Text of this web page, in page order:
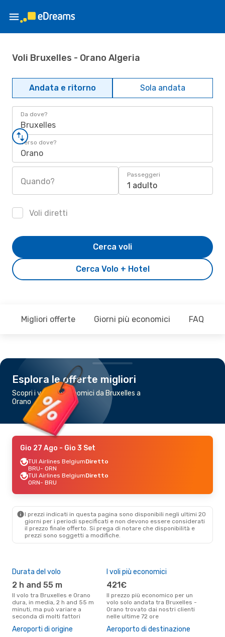
Voli Bruxelles - Orano Algeria
Andata e ritorno Sola andata
Da dove?
Bruxelles
Verso dove?
Orano
Quando?
Passeggeri
1 adulto
Voli diretti
Cerca Volo + Hotel
Cerca voli
Migliori offerte Giorni più economici FAQ
Esplora le offerte migliori
Scopri i voli più economici da Bruxelles a
Orano
Gio 27 Ago - Gio 3 Set
TUI Airlines BelgiumDiretto
BRU- ORN
TUI Airlines BelgiumDiretto
ORN- BRU
I prezzi indicati in questa pagina sono disponibili negli ultimi 20
giorni per i periodi specificati e non devono essere considerati
il ​​prezzo finale offerto. Si prega di notare che disponibilità e
prezzi sono soggetti a modifiche.
Durata del volo
2 h and 55 m
Il volo tra Bruxelles e Orano
dura, in media, 2 h and 55 m
minuti, ma può variare a
seconda di molti fattori
I voli più economici
421€
Il prezzo più economico per un
volo solo andata tra Bruxelles -
Orano trovato dai nostri clienti
nelle ultime 72 ore
Aeroporti di origine Aeroporto di destinazione